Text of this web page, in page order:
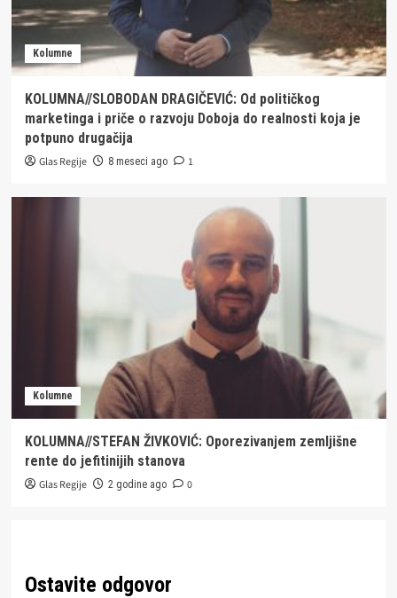
Kolumne
KOLUMNA//SLOBODAN DRAGIČEVIĆ: Od političkog
marketinga i priče o razvoju Doboja do realnosti koja je
potpuno drugačija
Glas Regije 8 meseci ago 1
Kolumne
KOLUMNA//STEFAN ŽIVKOVIĆ: Oporezivanjem zemljišne
rente do jefitinijih stanova
Glas Regije 2 godine ago 0
Ostavite odgovor